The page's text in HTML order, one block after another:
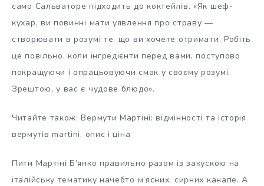
само Сальваторе підходить до коктейлів. «Як шеф-
кухар, ви повинні мати уявлення про страву —
створювати в розумі те, що ви хочете отримати. Робіть
це повільно, коли інгредієнти перед вами, поступово
покращуючи і опрацьовуючи смак у своєму розумі.
Зрештою, у вас є чудове блюдо».
Читайте також: Вермути Мартіні: відмінності та історія
вермутів martini, опис і ціна
Пити Мартіні Б’янко правильно разом із закускою на
італійську тематику начебто м’ясних, сирних канапе. А